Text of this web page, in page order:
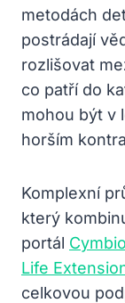
metodách
postrádají
rozlišovat
co patří do
mohou být v
horším
Komplexní
který
portál
Life
celkovou